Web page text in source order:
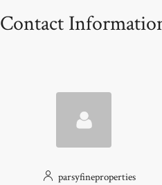
Contact
parsyfineproperties